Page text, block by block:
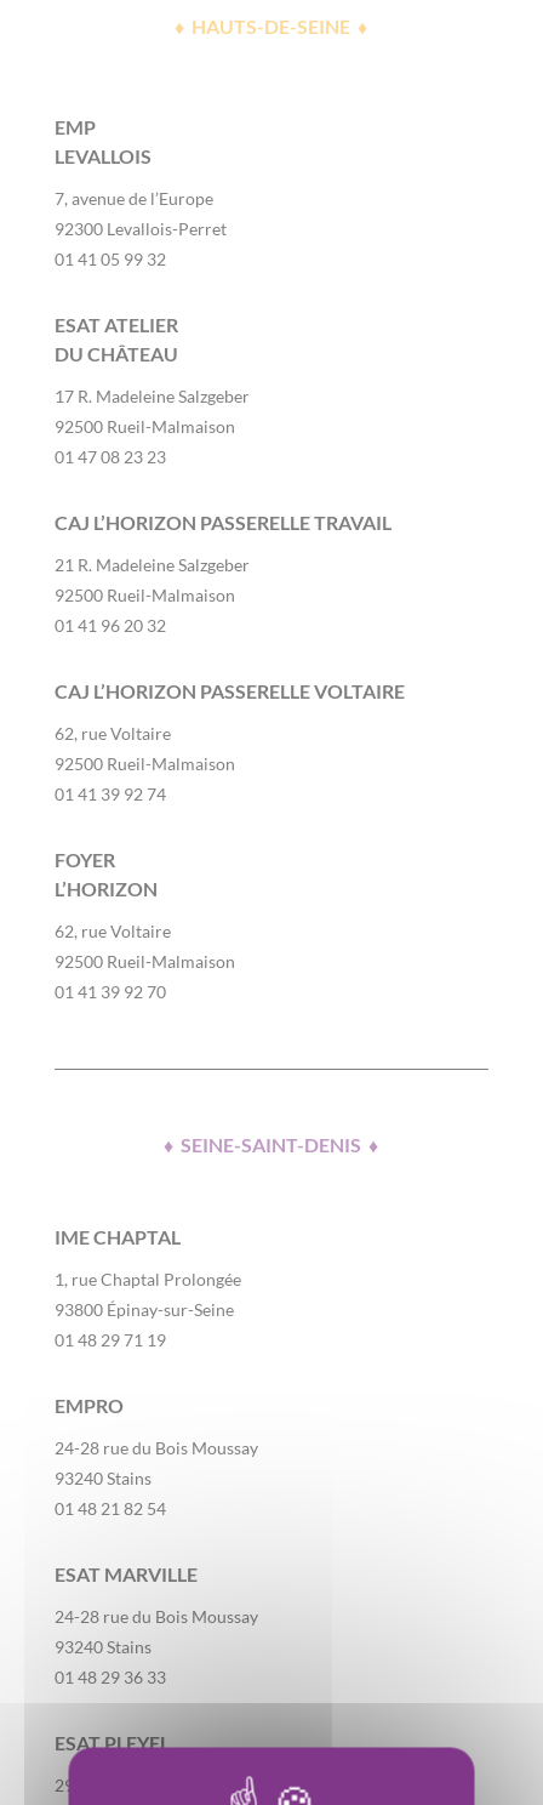
♦ HAUTS-DE-SEINE ♦
EMP
LEVALLOIS
7, avenue de l’Europe
92300 Levallois-Perret
01 41 05 99 32
ESAT ATELIER
DU CHÂTEAU
17 R. Madeleine Salzgeber
92500 Rueil-Malmaison
01 47 08 23 23
CAJ L’HORIZON PASSERELLE TRAVAIL
21 R. Madeleine Salzgeber
92500 Rueil-Malmaison
01 41 96 20 32
CAJ L’HORIZON PASSERELLE VOLTAIRE
62, rue Voltaire
92500 Rueil-Malmaison
01 41 39 92 74
FOYER
L’HORIZON
62, rue Voltaire
92500 Rueil-Malmaison
01 41 39 92 70
♦ SEINE-SAINT-DENIS ♦
IME CHAPTAL
1, rue Chaptal Prolongée
93800 Épinay-sur-Seine
01 48 29 71 19
EMPRO
24-28 rue du Bois Moussay
93240 Stains
01 48 21 82 54
ESAT MARVILLE
24-28 rue du Bois Moussay
93240 Stains
01 48 29 36 33
ESAT PLEYEL
29, rue d’Amiens